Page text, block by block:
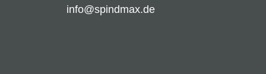
info@spindmax.de